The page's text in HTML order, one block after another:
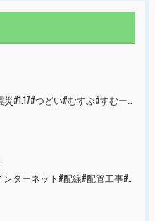
#阪神淡路大震災#1.17#つどい#むすぶ#すむーず#西宮市#甲子園
#無料#Wi-Fi#インターネット#配線#配管工事#大阪市#港区#すむーず#西宮市#甲子園